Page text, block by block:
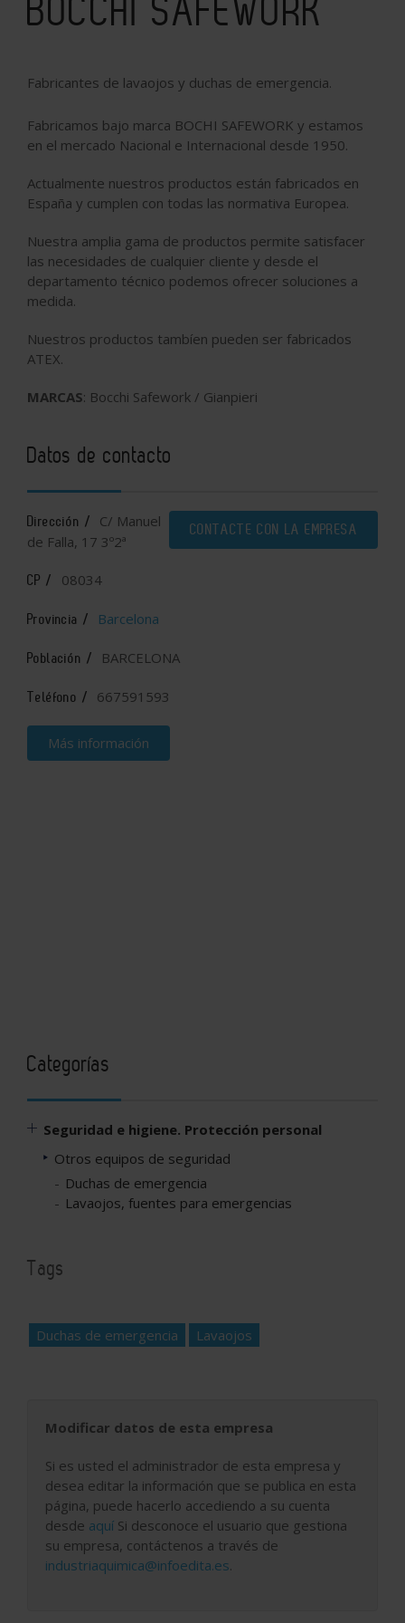
BOCCHI SAFEWORK
Fabricantes de lavaojos y duchas de emergencia.
Fabricamos bajo marca BOCHI SAFEWORK y estamos
en el mercado Nacional e Internacional desde 1950.
Actualmente nuestros productos están fabricados en
España y cumplen con todas las normativa Europea.
Nuestra amplia gama de productos permite satisfacer
las necesidades de cualquier cliente y desde el
departamento técnico podemos ofrecer soluciones a
medida.
Nuestros productos tambíen pueden ser fabricados
ATEX.
MARCAS: Bocchi Safework / Gianpieri
Datos de contacto
CONTACTE CON LA EMPRESA
Dirección /
C/ Manuel
de Falla, 17 3º2ª
CP / 08034
Provincia / Barcelona
Población / BARCELONA
Teléfono / 667591593
Más información
Categorías
Seguridad e higiene. Protección personal
Otros equipos de seguridad
Duchas de emergencia
Lavaojos, fuentes para emergencias
Tags
Duchas de emergencia Lavaojos
Modificar datos de esta empresa
Si es usted el administrador de esta empresa y
desea editar la información que se publica en esta
página, puede hacerlo accediendo a su cuenta
desde aquí Si desconoce el usuario que gestiona
su empresa, contáctenos a través de
industriaquimica@infoedita.es.